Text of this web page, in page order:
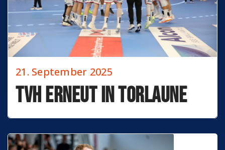
TVH erneut in Torlaune
21. September 2025